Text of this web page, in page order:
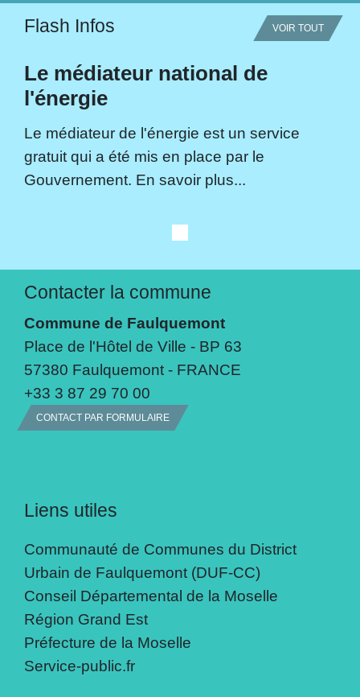
Flash Infos VOIR TOUT
Le médiateur national de
l'énergie
Le médiateur de l'énergie est un service
gratuit qui a été mis en place par le
Gouvernement. En savoir plus...
Contacter la commune
Commune de Faulquemont
Place de l'Hôtel de Ville - BP 63
57380 Faulquemont - FRANCE
+33 3 87 29 70 00
CONTACT PAR FORMULAIRE
Liens utiles
Communauté de Communes du District
Urbain de Faulquemont (DUF-CC)
Conseil Départemental de la Moselle
Région Grand Est
Préfecture de la Moselle
Service-public.fr